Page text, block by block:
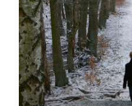
節慶長笛樂團
關於我們
會員專區